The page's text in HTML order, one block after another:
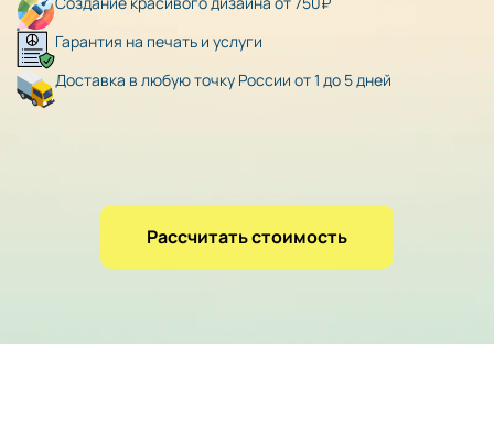
Гарантия на печать и услуги
Доставка в любую точку России от 1 до 5 дней
Рассчитать стоимость